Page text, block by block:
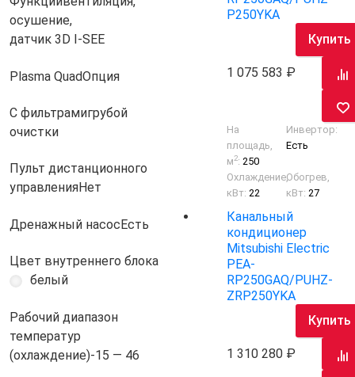
осушение,
датчик 3D I-SEE
Plasma QuadОпция
С фильтрамигрубой
очистки
Пульт дистанционного
управленияНет
Дренажный насосЕсть
Цвет внутреннего блока
белый
Рабочий диапазон
температур
(охлаждение)-15 — 46
P250YKA
1 075 583
Купить
На
площадь,
м2:250
Инвертор:
Есть
Охлаждение,
кВт:22
Обогрев,
кВт:27
Канальный
кондиционер
Mitsubishi Electric
PEA-
RP250GAQ/PUHZ-
ZRP250YKA
1 310 280
Купить